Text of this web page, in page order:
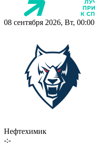
08 сентября 2026, Вт, 00:00
Нефтехимик
-:-